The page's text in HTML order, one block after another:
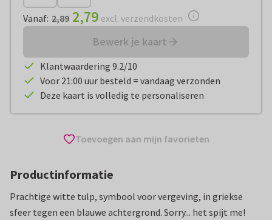
Vanaf: 2,89 2,79 excl. verzendkosten
Bewerk je kaart
Klantwaardering 9.2/10
Voor 21:00 uur besteld = vandaag verzonden
Deze kaart is volledig te personaliseren
Toevoegen aan mijn favorieten
Productinformatie
Prachtige witte tulp, symbool voor vergeving, in griekse
sfeer tegen een blauwe achtergrond. Sorry... het spijt me!